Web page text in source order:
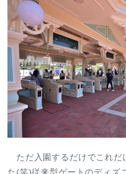
ただ入園するだけでこれだ